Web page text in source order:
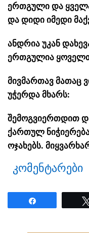
ერთგული და
და დიდი იმედი
ანდრია უკან
ერთგულია
მივმართავ მათაც
უჭერდა მხარს:
შემოგვიერთდით
ქართულ
ოჯახებს.
კომენტარები